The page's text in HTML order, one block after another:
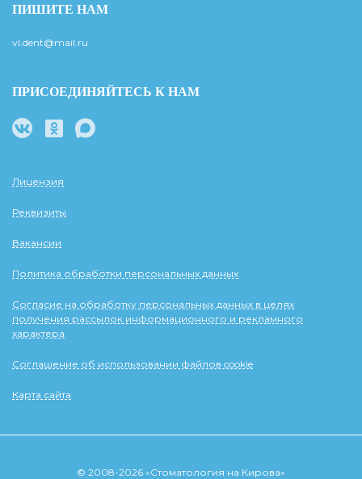
ПИШИТЕ НАМ
vl.dent@mail.ru
ПРИСОЕДИНЯЙТЕСЬ К НАМ
Лицензия
Реквизиты
Вакансии
Политика обработки персональных данных
Согласие на обработку персональных данных в целях
получения рассылок информационного и рекламного
характера
Соглашение об использовании файлов cookie
Карта сайта
© 2008-2026 «Стоматология на Кирова»